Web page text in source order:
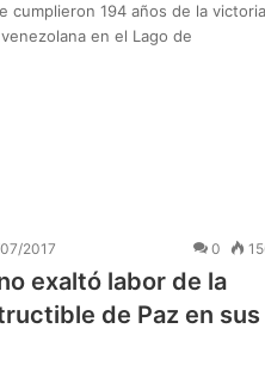
cumplieron 194 años de la victoria
en el Lago de
2017 0
exaltó labor de la
de Paz en sus